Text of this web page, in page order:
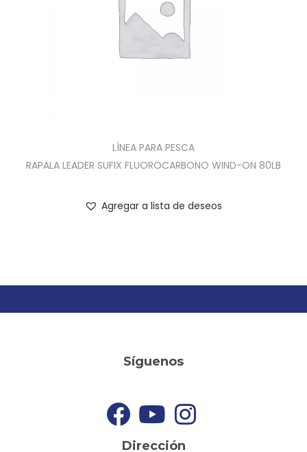
LÍNEA PARA PESCA
RAPALA LEADER SUFIX FLUOROCARBONO WIND-ON 80LB
Agregar a lista de deseos
Síguenos
Dirección